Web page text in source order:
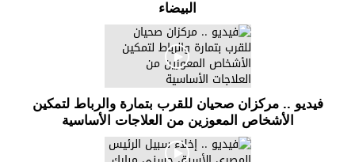
البيضاء
فيديو .. مركزان صحيان للقرب بتمارة والرباط لتمكين
الأشخاص المعوزين من العلاجات الأساسية